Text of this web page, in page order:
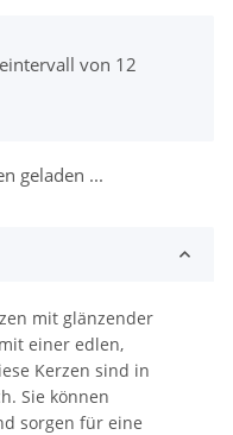
von 12
geladen ...
mit glänzender
einer edlen,
Kerzen sind in
Sie können
sorgen für eine